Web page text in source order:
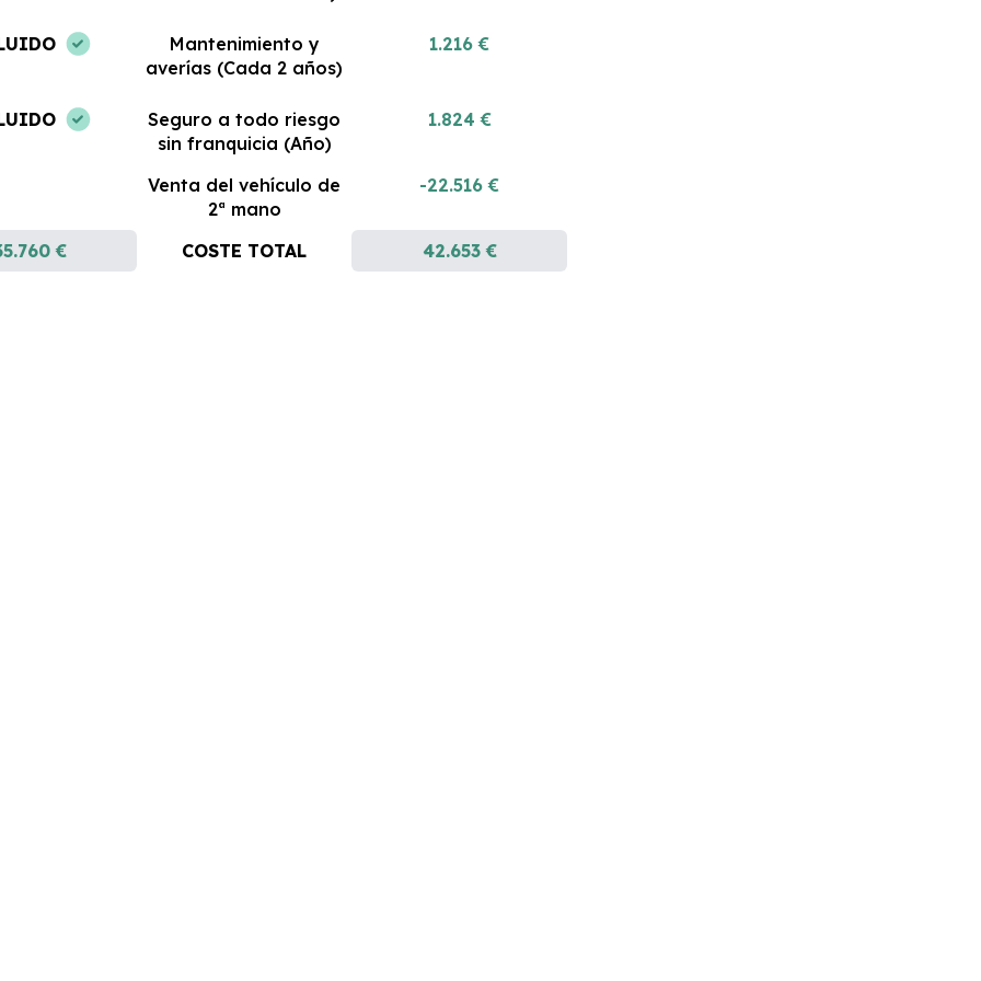
Mantenimiento y
averías (Cada 2 años)
1.216 €
Seguro a todo riesgo
sin franquicia (Año)
1.824 €
Venta del vehículo de
2ª mano
-22.516 €
€ COSTE TOTAL 42.653 €